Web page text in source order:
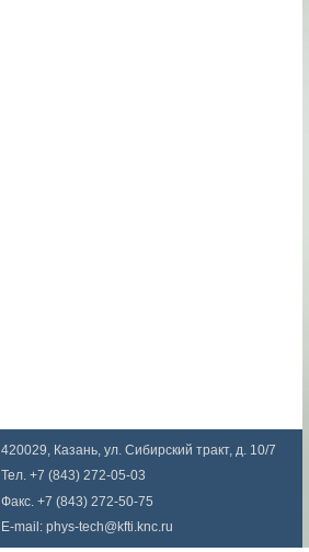
420029, Казань, ул. Сибирский тракт, д. 10/7
Тел. +7 (843) 272-05-03
Факс. +7 (843) 272-50-75
E-mail: phys-tech@kfti.knc.ru